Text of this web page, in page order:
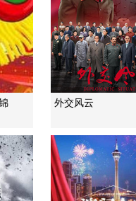
外交风云